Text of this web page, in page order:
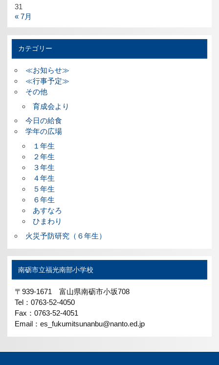
31
« 7月
カテゴリー
≪お知らせ≫
≪行事予定≫
その他
育成会より
今日の給食
学年の広場
１年生
２年生
３年生
４年生
５年生
６年生
あすなろ
ひまわり
火災予防研究（６年生）
南砺市立福光南部小学校
〒939-1671 富山県南砺市小坂708
Tel：0763-52-4050
Fax：0763-52-4051
Email：es_fukumitsunanbu@nanto.ed.jp